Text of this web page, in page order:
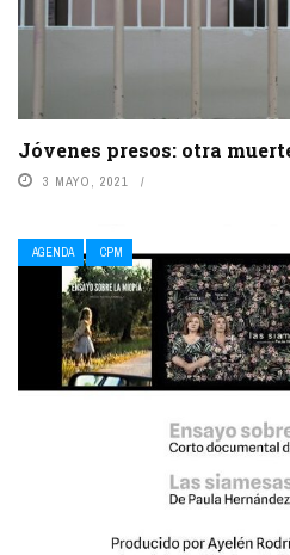
Jóvenes presos: otra
3 MAYO, 2021
AGENDA CPM